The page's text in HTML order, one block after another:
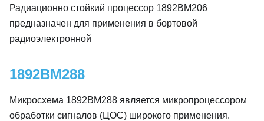
Радиационно стойкий процессор 1892ВМ206
предназначен для применения в бортовой
радиоэлектронной
1892ВМ288
Микросхема 1892ВМ288 является микропроцессором
обработки сигналов (ЦОС) широкого применения.